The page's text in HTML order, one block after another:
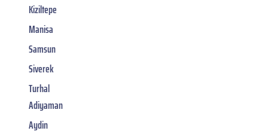
Kiziltepe
Manisa
Samsun
Siverek
Turhal
Adiyaman
Aydin